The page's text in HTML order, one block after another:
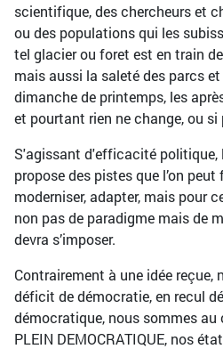
scientifique, des chercheurs et
ou des populations qui les
tel glacier ou foret est en train
mais aussi la saleté des parcs
dimanche de printemps, les
et pourtant rien ne change, ou si
S'agissant d'efficacité politique,
propose des pistes que l’on
moderniser, adapter, mais pour
non pas de paradigme mais de
devra s’imposer.
Contrairement à une idée reçue,
déficit de démocratie, en recul
démocratique, nous sommes au
PLEIN DEMOCRATIQUE, nos